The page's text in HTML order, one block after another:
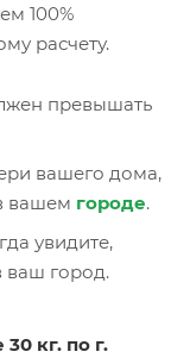
100%
расчету.
превышать
вашего дома,
вашем городе.
увидите,
ваш город.
кг. по г.